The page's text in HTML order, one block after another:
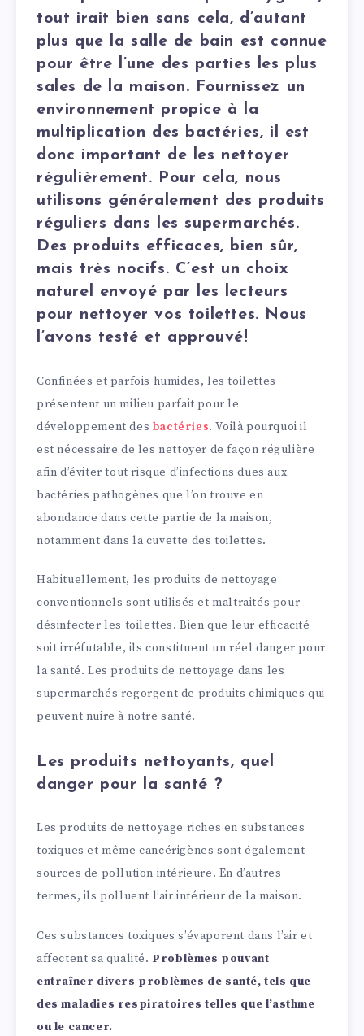
tout irait bien sans cela, d’autant
plus que la salle de bain est connue
pour être l’une des parties les plus
sales de la maison. Fournissez un
environnement propice à la
multiplication des bactéries, il est
donc important de les nettoyer
régulièrement. Pour cela, nous
utilisons généralement des produits
réguliers dans les supermarchés.
Des produits efficaces, bien sûr,
mais très nocifs. C’est un choix
naturel envoyé par les lecteurs
pour nettoyer vos toilettes. Nous
l’avons testé et approuvé!
Confinées et parfois humides, les toilettes
présentent un milieu parfait pour le
développement des bactéries. Voilà pourquoi il
est nécessaire de les nettoyer de façon régulière
afin d’éviter tout risque d’infections dues aux
bactéries pathogènes que l’on trouve en
abondance dans cette partie de la maison,
notamment dans la cuvette des toilettes.
Habituellement, les produits de nettoyage
conventionnels sont utilisés et maltraités pour
désinfecter les toilettes. Bien que leur efficacité
soit irréfutable, ils constituent un réel danger pour
la santé. Les produits de nettoyage dans les
supermarchés regorgent de produits chimiques qui
peuvent nuire à notre santé.
Les produits nettoyants, quel
danger pour la santé ?
Les produits de nettoyage riches en substances
toxiques et même cancérigènes sont également
sources de pollution intérieure. En d’autres
termes, ils polluent l’air intérieur de la maison.
Ces substances toxiques s’évaporent dans l’air et
affectent sa qualité. Problèmes pouvant
entraîner divers problèmes de santé, tels que
des maladies respiratoires telles que l’asthme
ou le cancer.